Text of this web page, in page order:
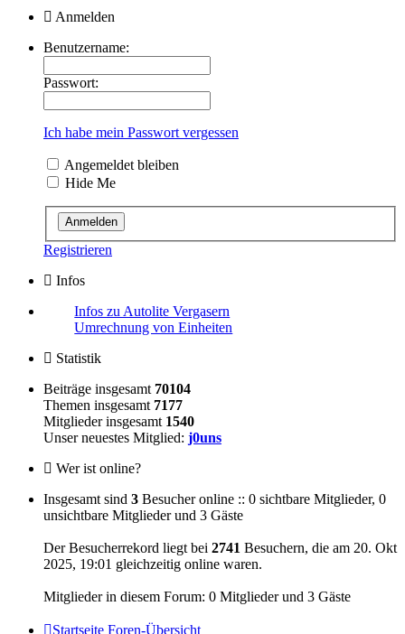
Anmelden
Benutzername:
Passwort:
Ich habe mein Passwort vergessen
Angemeldet bleiben
Hide Me
Registrieren
Infos
Infos zu Autolite Vergasern
Umrechnung von Einheiten
Statistik
Beiträge insgesamt 70104
Themen insgesamt 7177
Mitglieder insgesamt 1540
Unser neuestes Mitglied: j0uns
Wer ist online?
Insgesamt sind 3 Besucher online :: 0 sichtbare Mitglieder, 0
unsichtbare Mitglieder und 3 Gäste
Der Besucherrekord liegt bei 2741 Besuchern, die am 20. Okt
2025, 19:01 gleichzeitig online waren.
Mitglieder in diesem Forum: 0 Mitglieder und 3 Gäste
Startseite Foren-Übersicht